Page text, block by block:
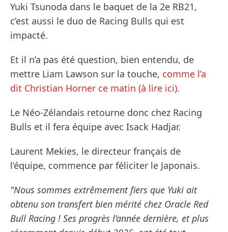
Yuki Tsunoda dans le baquet de la 2e RB21,
c’est aussi le duo de Racing Bulls qui est
impacté.
Et il n’a pas été question, bien entendu, de
mettre Liam Lawson sur la touche, comme l’a
dit Christian Horner ce matin (à lire ici).
Le Néo-Zélandais retourne donc chez Racing
Bulls et il fera équipe avec Isack Hadjar.
Laurent Mekies, le directeur français de
l’équipe, commence par féliciter le Japonais.
"Nous sommes extrêmement fiers que Yuki ait
obtenu son transfert bien mérité chez Oracle Red
Bull Racing ! Ses progrès l’année dernière, et plus